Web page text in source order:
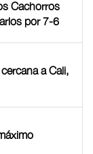
Cachorros
por 7-6
a Cali,